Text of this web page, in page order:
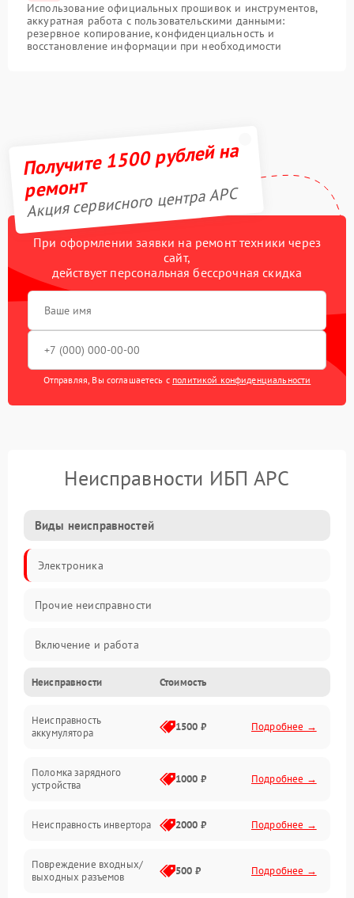
Использование официальных прошивок и инструментов,
аккуратная работа с пользовательскими данными:
резервное копирование, конфиденциальность и
восстановление информации при необходимости
Получите 1500 рублей на
ремонт
Акция сервисного центра APC
При оформлении заявки на ремонт техники через
сайт,
действует персональная бессрочная скидка
Отправляя, Вы соглашаетесь с политикой конфиденциальности
Неисправности ИБП APC
Виды неисправностей
Электроника
Прочие неисправности
Включение и работа
Работа с нагрузкой
Звук и индикация
Механические повреждения
Неисправности Стоимость
Неисправность
аккумулятора
1500 ₽ Подробнее →
Поломка зарядного
устройства
1000 ₽ Подробнее →
Неисправность инвертора 2000 ₽ Подробнее →
Повреждение входных/
выходных разъемов
500 ₽ Подробнее →